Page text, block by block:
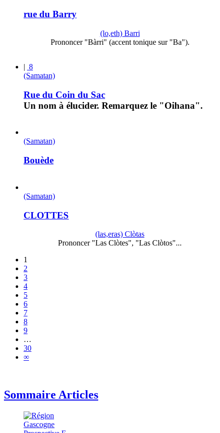
rue du Barry
(lo,eth) Barri
Prononcer "Bàrri" (accent tonique sur "Ba").
| 8
(Samatan)
Rue du Coin du Sac
Un nom à élucider. Remarquez le "Oihana".
(Samatan)
Bouède
(Samatan)
CLOTTES
(las,eras) Clòtas
Prononcer "Las Clòtes", "Las Clòtos"...
1
2
3
4
5
6
7
8
9
…
30
∞
Sommaire Articles